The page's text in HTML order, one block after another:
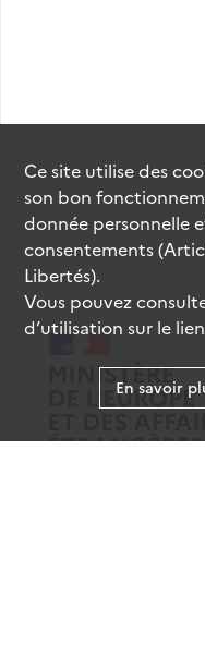
Ce site utilise des
son bon
donnée personnelle
consentements
Libertés).
Vous pouvez
d’utilisation sur le
En savoir